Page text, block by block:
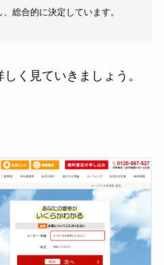
総合的に決定しています。
く見ていきましょう。